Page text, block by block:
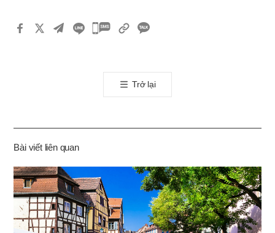
카
톡
공
기
Trở lại
Bài viết liên quan